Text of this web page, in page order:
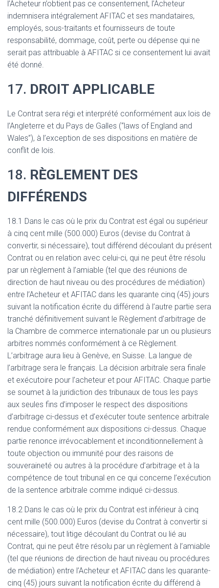
l’Acheteur n’obtient pas ce consentement, l’Acheteur
indemnisera intégralement AFITAC et ses mandataires,
employés, sous-traitants et fournisseurs de toute
responsabilité, dommage, coût, perte ou dépense qui ne
serait pas attribuable à AFITAC si ce consentement lui avait
été donné.
17. DROIT APPLICABLE
Le Contrat sera régi et interprété conformément aux lois de
l’Angleterre et du Pays de Galles (“laws of England and
Wales”), à l’exception de ses dispositions en matière de
conflit de lois.
18. RÈGLEMENT DES
DIFFÉRENDS
18.1 Dans le cas où le prix du Contrat est égal ou supérieur
à cinq cent mille (500.000) Euros (devise du Contrat à
convertir, si nécessaire), tout différend découlant du présent
Contrat ou en relation avec celui-ci, qui ne peut être résolu
par un règlement à l’amiable (tel que des réunions de
direction de haut niveau ou des procédures de médiation)
entre l’Acheteur et AFITAC dans les quarante cinq (45) jours
suivant la notification écrite du différend à l’autre partie sera
tranché définitivement suivant le Règlement d’arbitrage de
la Chambre de commerce internationale par un ou plusieurs
arbitres nommés conformément à ce Règlement.
L’arbitrage aura lieu à Genève, en Suisse. La langue de
l’arbitrage sera le français. La décision arbitrale sera finale
et exécutoire pour l’acheteur et pour AFITAC. Chaque partie
se soumet à la juridiction des tribunaux de tous les pays
aux seules fins d’imposer le respect des dispositions
d’arbitrage ci-dessus et d’exécuter toute sentence arbitrale
rendue conformément aux dispositions ci-dessus. Chaque
partie renonce irrévocablement et inconditionnellement à
toute objection ou immunité pour des raisons de
souveraineté ou autres à la procédure d’arbitrage et à la
compétence de tout tribunal en ce qui concerne l’exécution
de la sentence arbitrale comme indiqué ci-dessus.
18.2 Dans le cas où le prix du Contrat est inférieur à cinq
cent mille (500.000) Euros (devise du Contrat à convertir si
nécessaire), tout litige découlant du Contrat ou lié au
Contrat, qui ne peut être résolu par un règlement à l’amiable
(tel que réunions de direction de haut niveau ou procédures
de médiation) entre l’Acheteur et AFITAC dans les quarante-
cinq (45) jours suivant la notification écrite du différend à